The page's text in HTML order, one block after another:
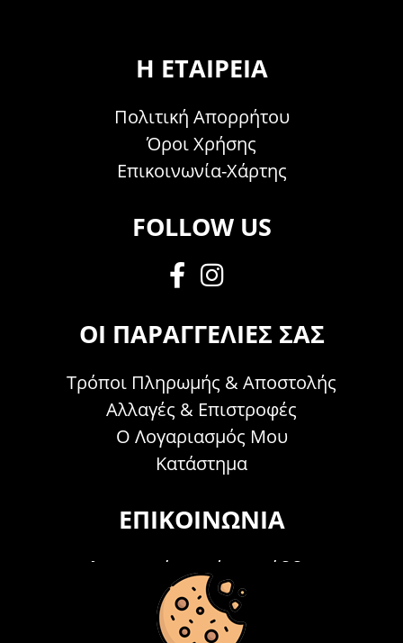
Η ΕΤΑΙΡΕΊΑ
Πολιτική Απορρήτου
Όροι Χρήσης
Επικοινωνία-Χάρτης
FOLLOW US
ΟΙ ΠΑΡΑΓΓΕΛΊΕΣ ΣΑΣ
Τρόποι Πληρωμής & Αποστολής
Αλλαγές & Επιστροφές
Ο Λογαριασμός Μου
Κατάστημα
ΕΠΙΚΟΙΝΩΝΊΑ
Τηλεφωνικά Δευτέρα - Σάββατο
09:00 - 15:00
Τ: 26214 00104